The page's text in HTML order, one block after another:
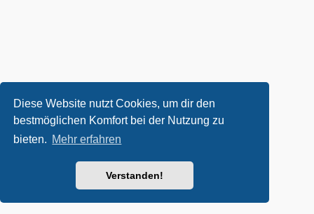
Diese Website nutzt Cookies, um dir den
bestmöglichen Komfort bei der Nutzung zu
bieten. Mehr erfahren
Verstanden!